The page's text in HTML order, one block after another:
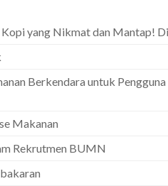
yang Nikmat dan Mantap!
Berkendara untuk Pengguna
Makanan
Rekrutmen BUMN